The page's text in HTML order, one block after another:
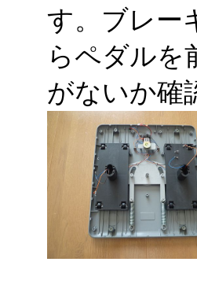
す。ブレー
らペダルを
がないか確